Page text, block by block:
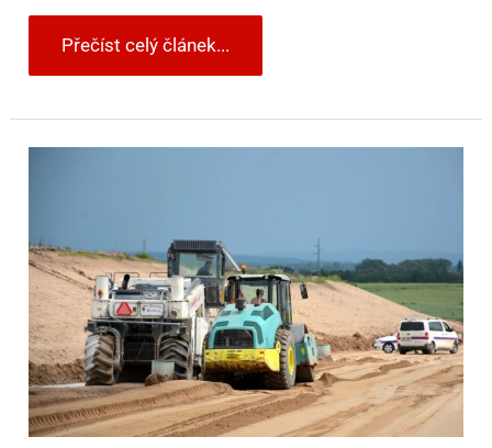
Přečíst celý článek...
roste
nová
odpočívka.
Přibydou
desítky
míst
pro
kamiony,
autobusy
i
osobní